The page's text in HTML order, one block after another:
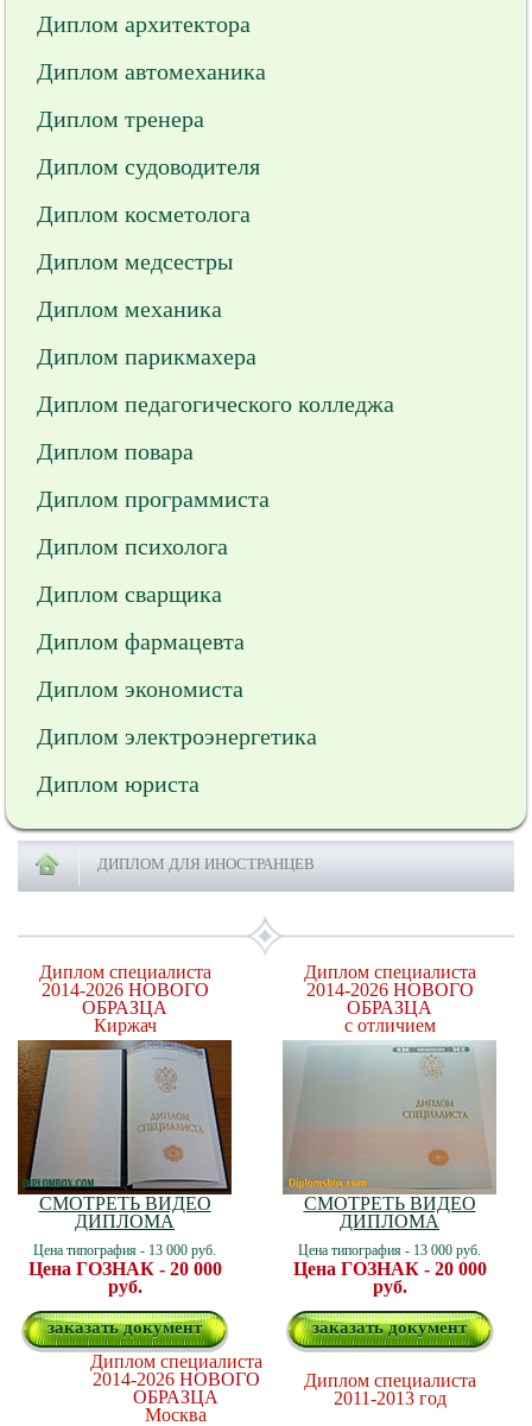
Диплом архитектора
Диплом автомеханика
Диплом тренера
Диплом судоводителя
Диплом косметолога
Диплом медсестры
Диплом механика
Диплом парикмахера
Диплом педагогического колледжа
Диплом повара
Диплом программиста
Диплом психолога
Диплом сварщика
Диплом фармацевта
Диплом экономиста
Диплом электроэнергетика
Диплом юриста
ДИПЛОМ ДЛЯ ИНОСТРАНЦЕВ
Диплом специалиста
2014-2026 НОВОГО
ОБРАЗЦА
Киржач
СМОТРЕТЬ ВИДЕО
ДИПЛОМА
Цена типография - 13 000 руб.
Цена ГОЗНАК - 20 000
руб.
заказать документ
Диплом специалиста
2014-2026 НОВОГО
ОБРАЗЦА
с отличием
СМОТРЕТЬ ВИДЕО
ДИПЛОМА
Цена типография - 13 000 руб.
Цена ГОЗНАК - 20 000
руб.
заказать документ
Диплом специалиста
2014-2026 НОВОГО
ОБРАЗЦА
Москва
Диплом специалиста
2011-2013 год